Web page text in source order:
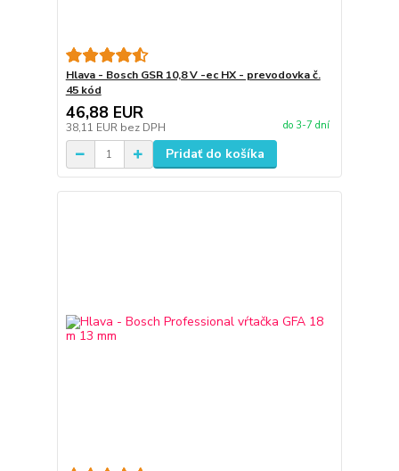
Hlava - Bosch GSR 10,8 V -ec HX - prevodovka č.
45 kód
46,88 EUR
38,11 EUR bez DPH do 3-7 dní
Pridať do košíka